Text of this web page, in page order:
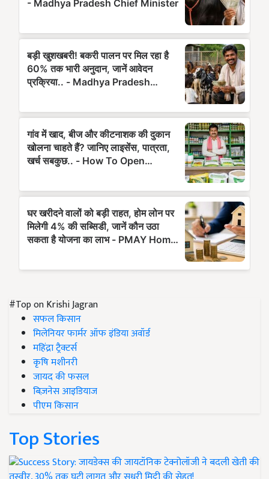
#Top on Krishi Jagran
सफल किसान
मिलेनियर फार्मर ऑफ इंडिया अवॉर्ड
महिंद्रा ट्रैक्टर्स
कृषि मशीनरी
जायद की फसल
बिज़नेस आइडियाज
पीएम किसान
Top Stories